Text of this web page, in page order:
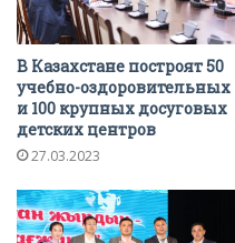
В Казахстане построят 50
учебно-оздоровительных
и 100 крупных досуговых
детских центров
27.03.2023